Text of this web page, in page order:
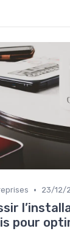
• 23/12/
pour